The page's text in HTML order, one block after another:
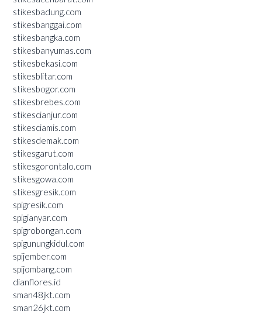
stikesbadung.com
stikesbanggai.com
stikesbangka.com
stikesbanyumas.com
stikesbekasi.com
stikesblitar.com
stikesbogor.com
stikesbrebes.com
stikescianjur.com
stikesciamis.com
stikesdemak.com
stikesgarut.com
stikesgorontalo.com
stikesgowa.com
stikesgresik.com
spigresik.com
spigianyar.com
spigrobongan.com
spigunungkidul.com
spijember.com
spijombang.com
dianflores.id
sman48jkt.com
sman26jkt.com